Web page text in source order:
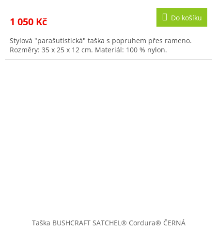
1 050 Kč Do košíku
Stylová "parašutistická" taška s popruhem přes rameno.
Rozměry: 35 x 25 x 12 cm. Materiál: 100 % nylon.
Taška BUSHCRAFT SATCHEL® Cordura® ČERNÁ